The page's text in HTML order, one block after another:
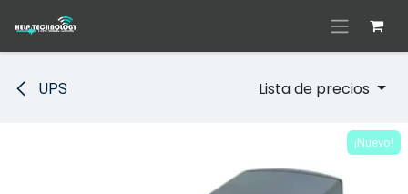
UPS Lista de precios
¡Nuevo!